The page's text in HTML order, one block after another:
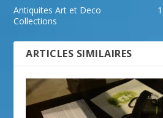
Antiquites Art et Deco
Collections
ARTICLES SIMILAIRES